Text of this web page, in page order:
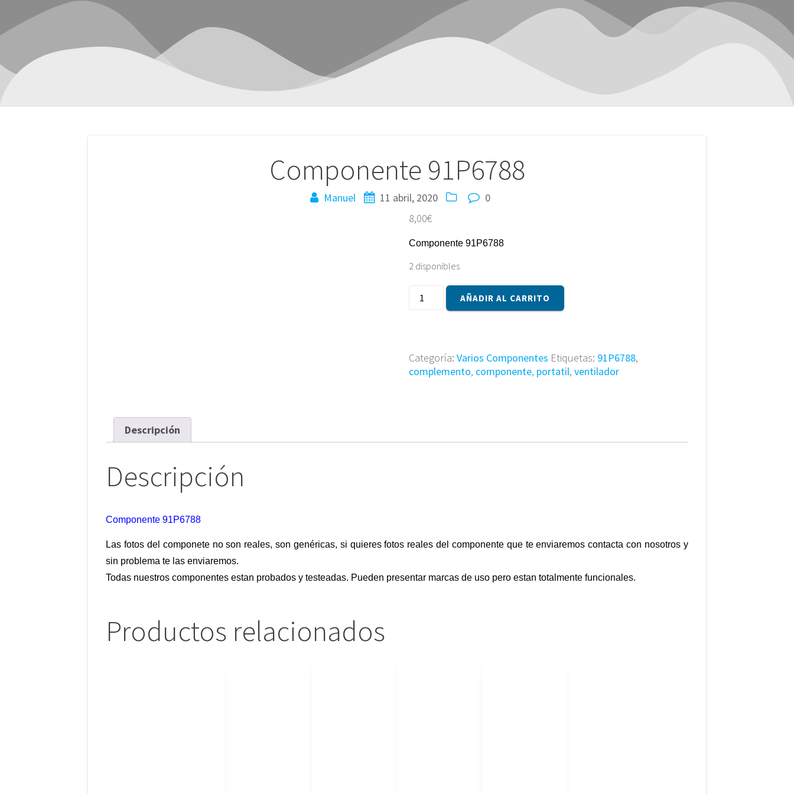
Componente 91P6788
Manuel 11 abril, 2020
0
8,00€
Componente 91P6788
2 disponibles
Componente
91P6788
AÑADIR AL CARRITO
Categoría: Varios Componentes Etiquetas: 91P6788,
complemento, componente, portatil, ventilador
Descripción
Descripción
Componente 91P6788
Las fotos del componete no son reales, son genéricas, si quieres fotos reales del componente que te enviaremos contacta con nosotros y
sin problema te las enviaremos.
Todas nuestros componentes estan probados y testeadas. Pueden presentar marcas de uso pero estan totalmente funcionales.
Productos relacionados